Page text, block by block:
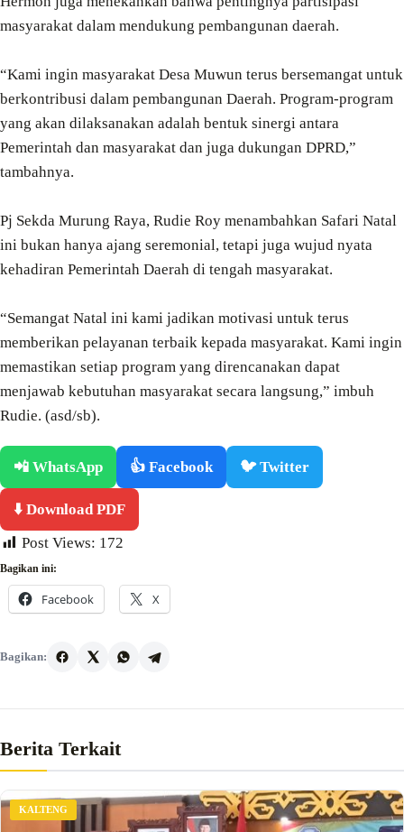
masyarakat dalam mendukung pembangunan daerah.
“Kami ingin masyarakat Desa Muwun terus bersemangat untuk
berkontribusi dalam pembangunan Daerah. Program-program
yang akan dilaksanakan adalah bentuk sinergi antara
Pemerintah dan masyarakat dan juga dukungan DPRD,”
tambahnya.
Pj Sekda Murung Raya, Rudie Roy menambahkan Safari Natal
ini bukan hanya ajang seremonial, tetapi juga wujud nyata
kehadiran Pemerintah Daerah di tengah masyarakat.
“Semangat Natal ini kami jadikan motivasi untuk terus
memberikan pelayanan terbaik kepada masyarakat. Kami ingin
memastikan setiap program yang direncanakan dapat
menjawab kebutuhan masyarakat secara langsung,” imbuh
Rudie. (asd/sb).
📲 WhatsApp 👍 Facebook 🐦 Twitter
⬇️ Download PDF
Post Views: 172
Bagikan ini:
Facebook X
Bagikan:
Berita Terkait
KALTENG